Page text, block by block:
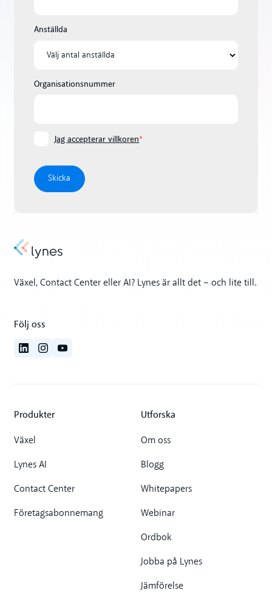
Anställda
Organisationsnummer
Jag accepterar villkoren*
Växel, Contact Center eller AI? Lynes är allt det – och lite till.
Följ oss
Produkter
Växel
Lynes AI
Contact Center
Företagsabonnemang
Utforska
Om oss
Blogg
Whitepapers
Webinar
Ordbok
Jobba på Lynes
Jämförelse